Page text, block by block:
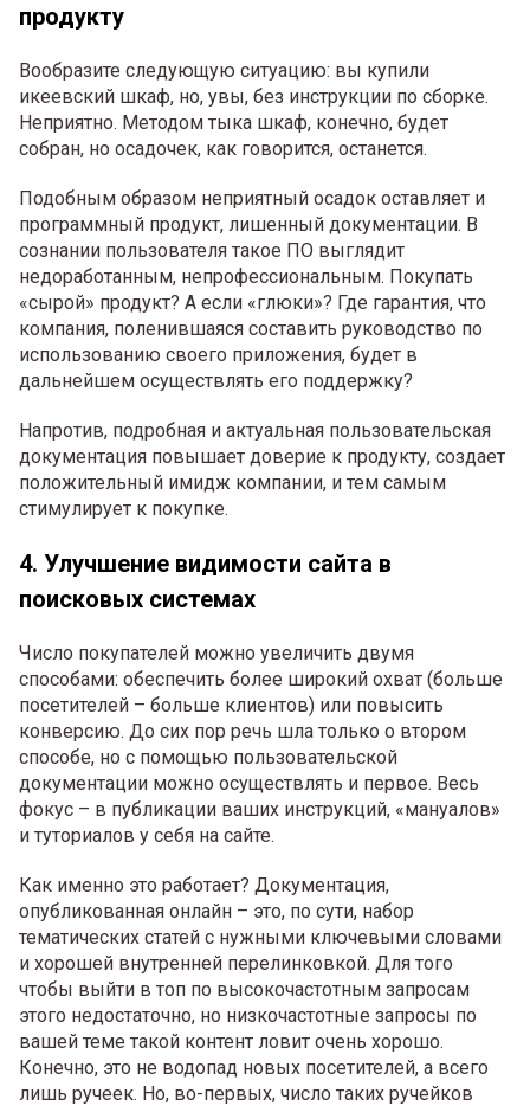
продукту
Вообразите следующую ситуацию: вы купили
икеевский шкаф, но, увы, без инструкции по сборке.
Неприятно. Методом тыка шкаф, конечно, будет
собран, но осадочек, как говорится, останется.
Подобным образом неприятный осадок оставляет и
программный продукт, лишенный документации. В
сознании пользователя такое ПО выглядит
недоработанным, непрофессиональным. Покупать
«сырой» продукт? А если «глюки»? Где гарантия, что
компания, поленившаяся составить руководство по
использованию своего приложения, будет в
дальнейшем осуществлять его поддержку?
Напротив, подробная и актуальная пользовательская
документация повышает доверие к продукту, создает
положительный имидж компании, и тем самым
стимулирует к покупке.
4. Улучшение видимости сайта в
поисковых системах
Число покупателей можно увеличить двумя
способами: обеспечить более широкий охват (больше
посетителей – больше клиентов) или повысить
конверсию. До сих пор речь шла только о втором
способе, но с помощью пользовательской
документации можно осуществлять и первое. Весь
фокус – в публикации ваших инструкций, «мануалов»
и туториалов у себя на сайте.
Как именно это работает? Документация,
опубликованная онлайн – это, по сути, набор
тематических статей с нужными ключевыми словами
и хорошей внутренней перелинковкой. Для того
чтобы выйти в топ по высокочастотным запросам
этого недостаточно, но низкочастотные запросы по
вашей теме такой контент ловит очень хорошо.
Конечно, это не водопад новых посетителей, а всего
лишь ручеек. Но, во-первых, число таких ручейков